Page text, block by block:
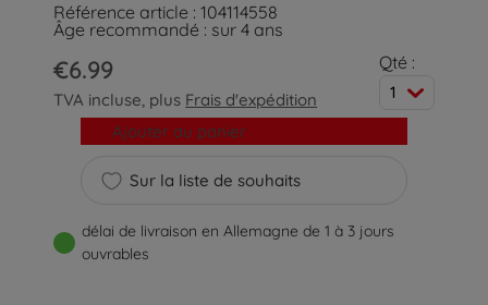
Référence article : 104114558
Âge recommandé : sur 4 ans
€6.99
TVA incluse, plus Frais d'expédition
Qté :
1
Sur la liste de souhaits
Ajouter au panier
délai de livraison en Allemagne de 1 à 3 jours
ouvrables